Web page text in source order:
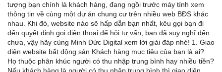
tượng bạn chính là khách hàng, đang ngồi trước máy tính xem
thông tin về cùng một dự án chung cư trên nhiều web BĐS khác
nhau. Khi đó, website nào sẽ hấp dẫn bạn nhất, kêu gọi bạn đi
đến quyết định gọi điện thoại để hỏi tư vấn, bạn đã suy nghĩ đến
chưa, vậy hãy cùng Minh Đức Digital xem lời giải đáp nhé! 1. Giao
diện website bất động sản Khách hàng mục tiêu của bạn là ai?
Họ thuộc phân khúc người có thu nhập trung bình hay nhiều tiền?